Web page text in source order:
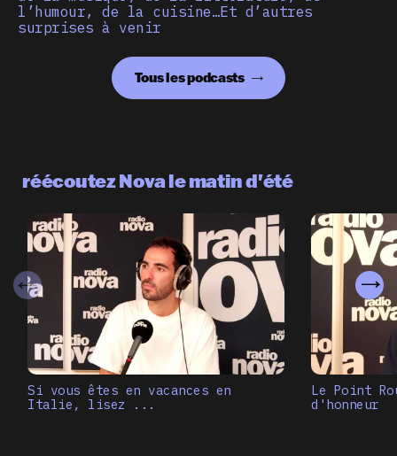
l’humour, de la cuisine…Et d’autres
surprises à venir
Tous les podcasts
réécoutez Nova le matin d'été
Si vous êtes en vacances en
Italie, lisez ...
Le Point
d'honneur